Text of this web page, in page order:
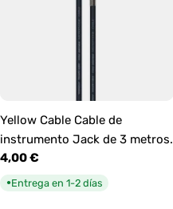
Yellow Cable Cable de
instrumento Jack de 3 metros.
Precio
habitual
4,00 €
●Entrega en 1-2 días